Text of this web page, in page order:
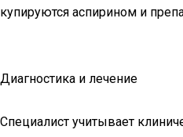
купируются аспирином и
Диагностика и лечение
Специалист учитывает